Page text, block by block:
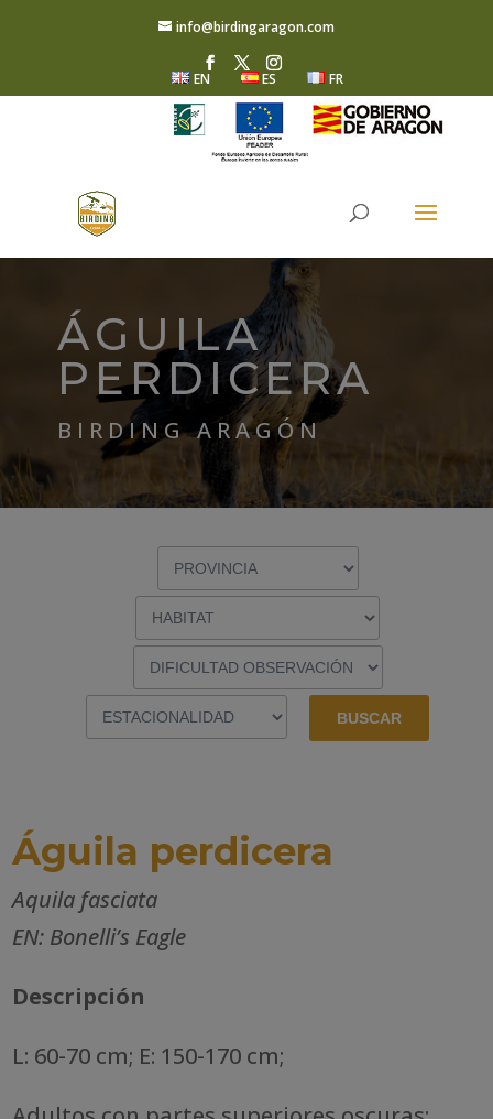
info@birdingaragon.com
EN ES FR
ÁGUILA
PERDICERA
BIRDING ARAGÓN
Águila perdicera
Aquila fasciata
EN: Bonelli’s Eagle
Descripción
L: 60-70 cm; E: 150-170 cm;